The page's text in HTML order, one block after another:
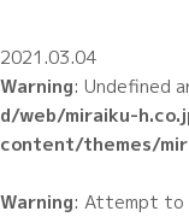
2021.03.04
Warning: Undefined
d/web/miraiku-
content/themes/
Warning: Attempt to